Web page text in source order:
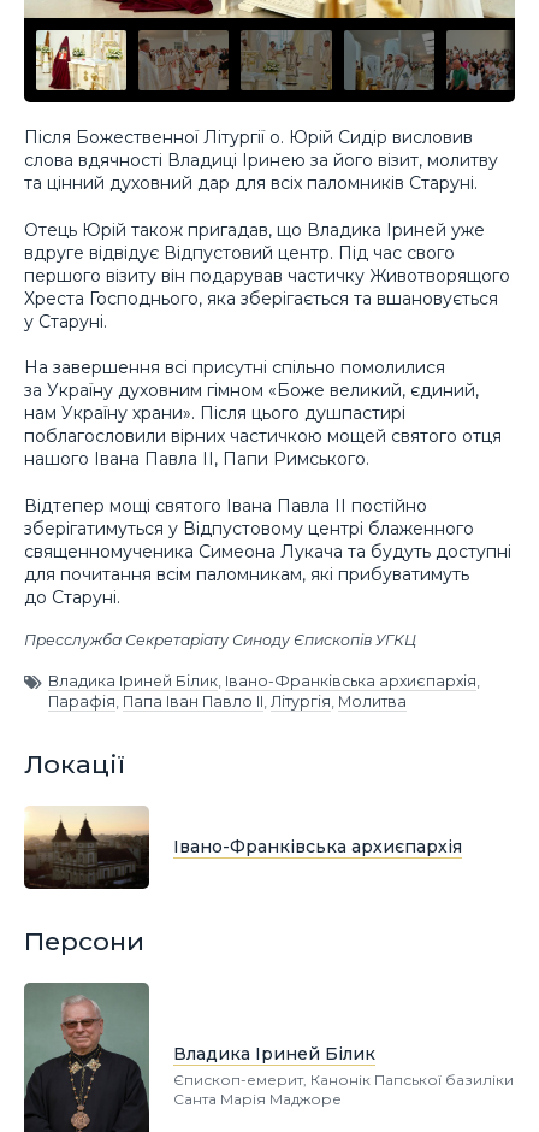
Після Божественної Літургії о. Юрій Сидір висловив
слова вдячності Владиці Іринею за його візит, молитву
та цінний духовний дар для всіх паломників Старуні.
Отець Юрій також пригадав, що Владика Іриней уже
вдруге відвідує Відпустовий центр. Під час свого
першого візиту він подарував частичку Животворящого
Хреста Господнього, яка зберігається та вшановується
у Старуні.
На завершення всі присутні спільно помолилися
за Україну духовним гімном «Боже великий, єдиний,
нам Україну храни». Після цього душпастирі
поблагословили вірних частичкою мощей святого отця
нашого Івана Павла ІІ, Папи Римського.
Відтепер мощі святого Івана Павла ІІ постійно
зберігатимуться у Відпустовому центрі блаженного
священномученика Симеона Лукача та будуть доступні
для почитання всім паломникам, які прибуватимуть
до Старуні.
Пресслужба Секретаріату Синоду Єпископів УГКЦ
Владика Іриней Білик, Івано-Франківська архиєпархія,
Парафія, Папа Іван Павло ІІ, Літургія, Молитва
Локації
Івано-Франківська архиєпархія
Персони
Владика Іриней Білик
Єпископ-емерит, Канонік Папської базиліки
Санта Марія Маджоре